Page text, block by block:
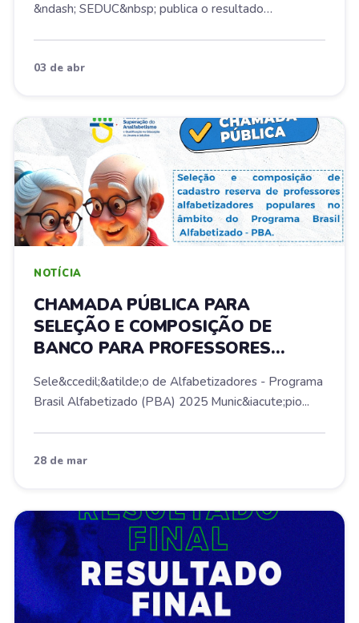
&ndash; SEDUC&nbsp; publica o resultado
03 de abr
NOTÍCIA
CHAMADA PÚBLICA PARA
SELEÇÃO E COMPOSIÇÃO DE
BANCO PARA PROFESSORES
NO ÂMBITO DO PROGRAMA
BRASIL ALFABETIZADO - PBA
Sele&ccedil;&atilde;o de Alfabetizadores - Programa
Brasil Alfabetizado (PBA) 2025 Munic&iacute;pio...
28 de mar